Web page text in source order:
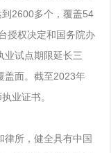
到2600多个，覆盖54
授权决定和国务院办
业试点期限延长三
盖面。截至2023年
业证书。
律所，健全具有中国